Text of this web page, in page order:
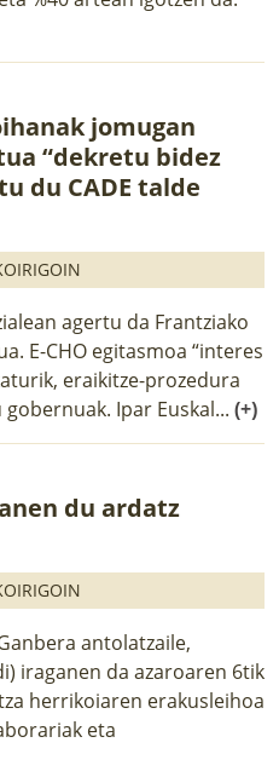
jomugan
“dekretu bidez
du CADE talde
agertu da Frantziako
E-CHO egitasmoa “interes
eraikitze-prozedura
Ipar Euskal... (+)
du ardatz
antolatzaile,
iraganen da azaroaren 6tik
herrikoiaren erakusleihoa
eta